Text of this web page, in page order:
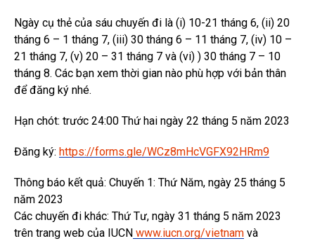
Ngày cụ thẻ của sáu chuyến đi là (i) 10-21 tháng 6, (ii) 20
tháng 6 – 1 tháng 7, (iii) 30 tháng 6 – 11 tháng 7, (iv) 10 –
21 tháng 7, (v) 20 – 31 tháng 7 và (vi) ) 30 tháng 7 – 10
tháng 8. Các bạn xem thời gian nào phù hợp với bản thân
để đăng ký nhé.
Hạn chót: trước 24:00 Thứ hai ngày 22 tháng 5 năm 2023
Đăng ký: https://forms.gle/WCz8mHcVGFX92HRm9
Thông báo kết quả: Chuyến 1: Thứ Năm, ngày 25 tháng 5
năm 2023
Các chuyến đi khác: Thứ Tư, ngày 31 tháng 5 năm 2023
trên trang web của IUCN www.iucn.org/vietnam và